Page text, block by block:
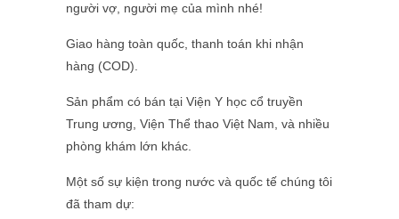
người vợ, người mẹ của mình nhé!
Giao hàng toàn quốc, thanh toán khi nhận
hàng (COD).
Sản phẩm có bán tại Viện Y học cổ truyền
Trung ương, Viện Thể thao Việt Nam, và nhiều
phòng khám lớn khác.
Một số sự kiện trong nước và quốc tế chúng tôi
đã tham dự: